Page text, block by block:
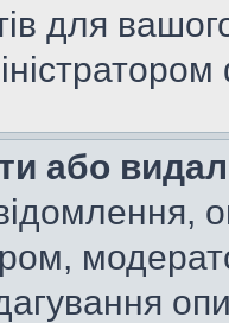
для
або